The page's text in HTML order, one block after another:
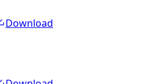
Download